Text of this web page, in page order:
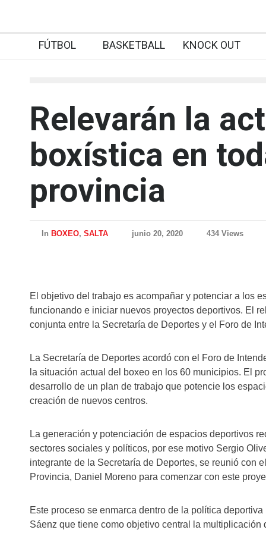
FÚTBOL BASKETBALL KNOCK OUT
Relevarán la
boxística en
provincia
In BOXEO, SALTA junio 20, 2020 434 Views
El objetivo del trabajo es acompañar y potenciar a los
funcionando e iniciar nuevos proyectos deportivos. El
conjunta entre la Secretaría de Deportes y el Foro de
La Secretaría de Deportes acordó con el Foro de
la situación actual del boxeo en los 60 municipios. El
desarrollo de un plan de trabajo que potencie los
creación de nuevos centros.
La generación y potenciación de espacios deportivos
sectores sociales y políticos, por ese motivo Sergio
integrante de la Secretaría de Deportes, se reunió con
Provincia, Daniel Moreno para comenzar con este
Este proceso se enmarca dentro de la política
Sáenz que tiene como objetivo central la multiplicación